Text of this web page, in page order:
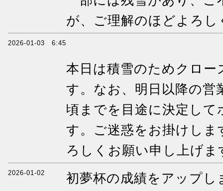
が、ご理解のほどよろ
2026-01-03 6:45
本日は積雪のためクロ
す。なお、明日以降の営
頃までを目途に決定し
す。ご迷惑をお掛けし
ろしくお願い申し上げま
2026-01-02
初夢杯の成績をアップし